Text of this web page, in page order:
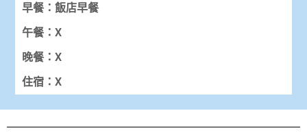
早餐：飯店早餐
午餐：X
晚餐：X
住宿：X